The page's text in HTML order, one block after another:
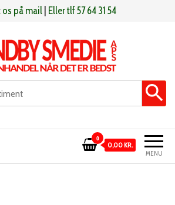
os på mail Eller tlf 57 64 31 54
Maskinhandel når det er bedst
MENU
0
0,00 KR.